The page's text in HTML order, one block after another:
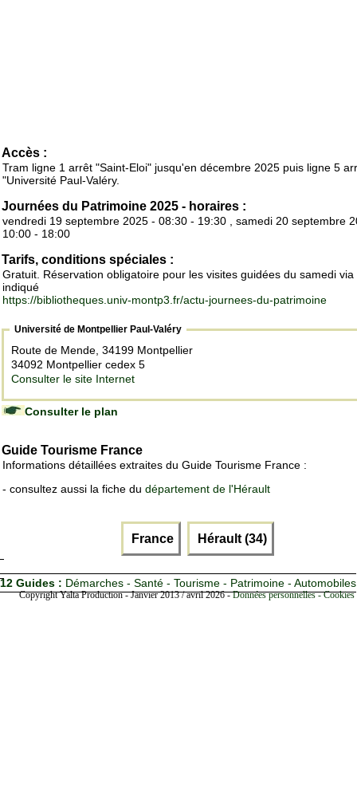
Accès :
Tram ligne 1 arrêt "Saint-Eloi" jusqu'en décembre 2025 puis ligne 5
"Université Paul-Valéry.
Journées du Patrimoine 2025 - horaires :
vendredi 19 septembre 2025 - 08:30 - 19:30 , samedi 20 septembre
10:00 - 18:00
Tarifs, conditions spéciales :
Gratuit. Réservation obligatoire pour les visites guidées du samedi via
indiqué
https://bibliotheques.univ-montp3.fr/actu-journees-du-patrimoine
Université de Montpellier Paul-Valéry
Route de Mende, 34199 Montpellier
34092 Montpellier cedex 5
Consulter le site Internet
Consulter le plan
Guide Tourisme France
Informations détaillées extraites du Guide Tourisme France :
- consultez aussi la fiche du département de l'Hérault
France Hérault (34)
12 Guides : Démarches - Santé - Tourisme - Patrimoine - Automobiles
Copyright Yalta Production - Janvier 2013 / avril 2026 -Données personnelles -